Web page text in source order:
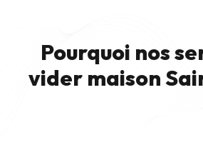
Pourquoi nos
vider maison